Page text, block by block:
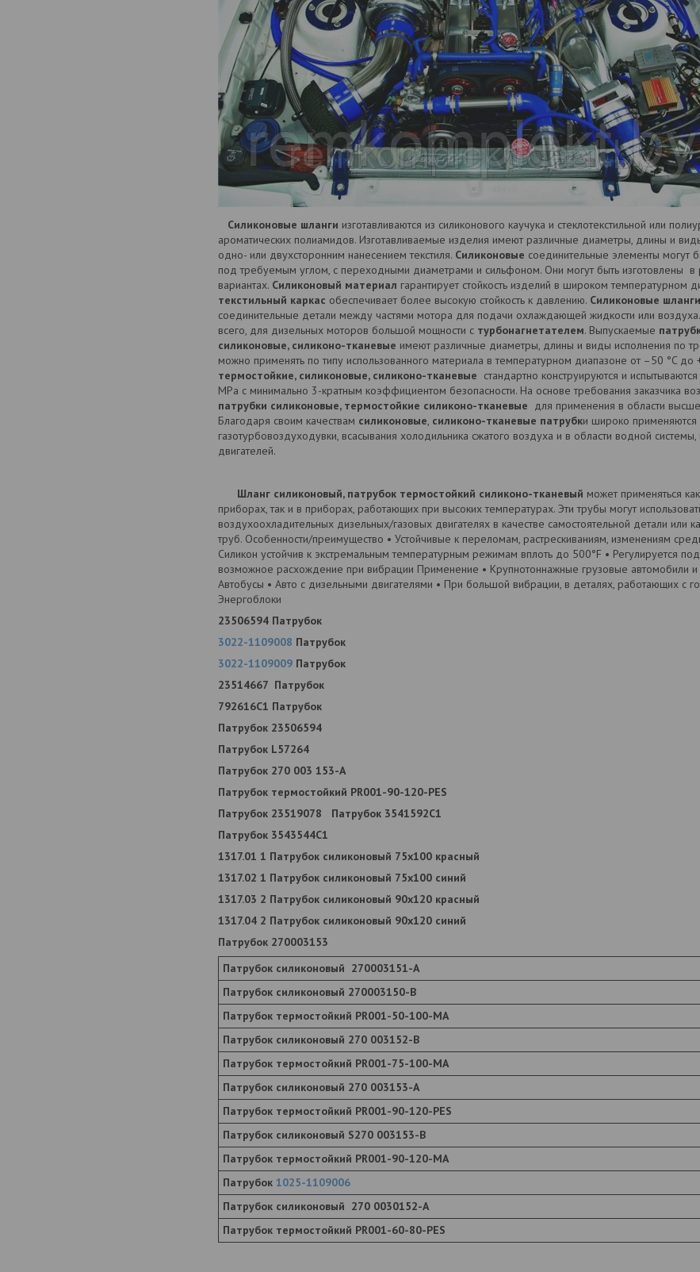
Силиконовые шланги изготавливаются из силиконового каучука и стеклотекстильной или
ароматических полиамидов. Изготавливаемые изделия имеют различные диаметры, длины и
одно- или двухсторонним нанесением текстиля. Силиконовые соединительные элементы могут
под требуемым углом, с переходными диаметрами и сильфоном. Они могут быть изготовлены в
вариантах. Силиконовый материал гарантирует стойкость изделий в широком температурном
текстильный каркас обеспечивает более высокую стойкость к давлению. Силиконовые шланги
соединительные детали между частями мотора для подачи охлаждающей жидкости или
всего, для дизельных моторов большой мощности с турбонагнетателем. Выпускаемые
силиконовые, силиконо-тканевые имеют различные диаметры, длины и виды исполнения по
можно применять по типу использованного материала в температурном диапазоне от –50 °C до
термостойкие, силиконовые, силиконо-тканевые стандартно конструируются и
MPa с минимально 3-кратным коэффициентом безопасности. На основе требования заказчика
патрубки силиконовые, термостойкие силиконо-тканевые для применения в области
Благодаря своим качествам силиконовые, силиконо-тканевые патрубки широко применяются
газотурбовоздуходувки, всасывания холодильника сжатого воздуха и в области водной
двигателей.
Шланг силиконовый, патрубок термостойкий силиконо-тканевый может применяться
приборах, так и в приборах, работающих при высоких температурах. Эти трубы могут
воздухоохладительных дизельных/газовых двигателях в качестве самостоятельной детали или
труб. Особенности/преимущество • Устойчивые к переломам, растрескиваниям, изменениям
Силикон устойчив к экстремальным температурным режимам вплоть до 500°F • Регулируется
возможное расхождение при вибрации Применение • Крупнотоннажные грузовые автомобили и
Автобусы • Авто с дизельными двигателями • При большой вибрации, в деталях, работающих с
Энергоблоки
23506594 Патрубок
3022-1109008 Патрубок
3022-1109009 Патрубок
23514667 Патрубок
792616С1 Патрубок
Патрубок 23506594
Патрубок L57264
Патрубок 270 003 153-А
Патрубок термостойкий PR001-90-120-PES
Патрубок 23519078
Патрубок 3541592С1
Патрубок 3543544С1
1317.01 1 Патрубок силиконовый 75x100 красный
1317.02 1 Патрубок силиконовый 75x100 синий
1317.03 2 Патрубок силиконовый 90x120 красный
1317.04 2 Патрубок силиконовый 90x120 синий
Патрубок 270003153
Патрубок силиконовый 270003151-А
Патрубок силиконовый 270003150-В
Патрубок термостойкий PR001-50-100-MA
Патрубок силиконовый 270 003152-В
Патрубок термостойкий PR001-75-100-МА
Патрубок силиконовый 270 003153-А
Патрубок термостойкий PR001-90-120-PES
Патрубок силиконовый S270 003153-В
Патрубок термостойкий PR001-90-120-МА
Патрубок 1025-1109006
Патрубок силиконовый 270 0030152-А
Патрубок термостойкий PR001-60-80-PES